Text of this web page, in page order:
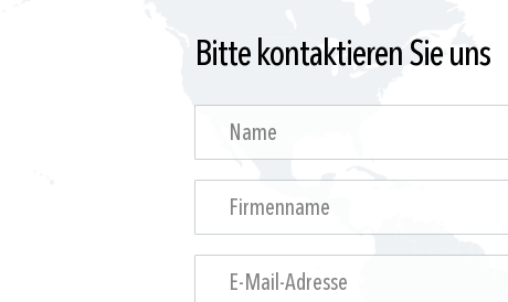
Bitte kontaktieren Sie uns